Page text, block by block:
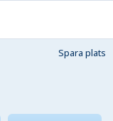
Spara plats